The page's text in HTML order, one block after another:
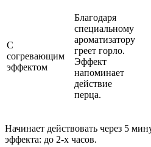
С
согревающим
эффектом
Благодаря
специальному
ароматизатору
греет горло.
Эффект
напоминает
действие
перца.
Начинает действовать через 5
эффекта: до 2-х часов.